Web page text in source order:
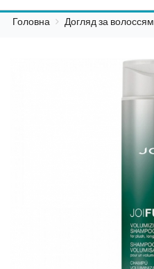
Головна Догляд за волоссям